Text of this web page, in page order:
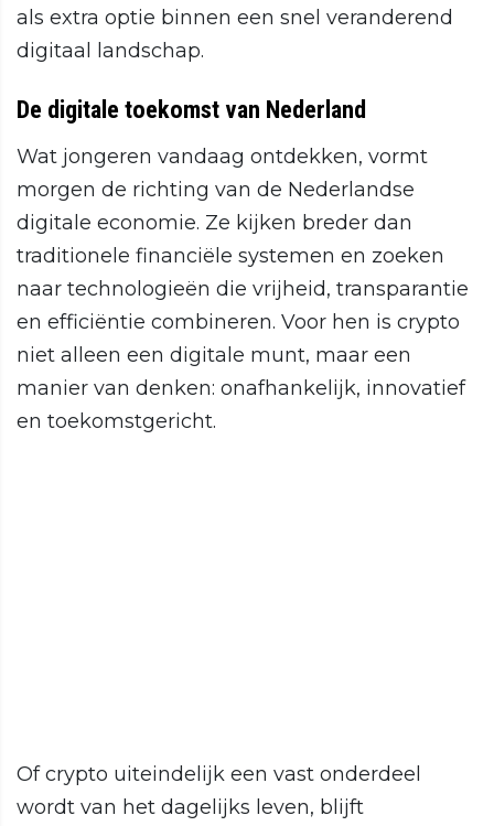
als extra optie binnen een snel veranderend
digitaal landschap.
De digitale toekomst van Nederland
Wat jongeren vandaag ontdekken, vormt
morgen de richting van de Nederlandse
digitale economie. Ze kijken breder dan
traditionele financiële systemen en zoeken
naar technologieën die vrijheid, transparantie
en efficiëntie combineren. Voor hen is crypto
niet alleen een digitale munt, maar een
manier van denken: onafhankelijk, innovatief
en toekomstgericht.
Of crypto uiteindelijk een vast onderdeel
wordt van het dagelijks leven, blijft